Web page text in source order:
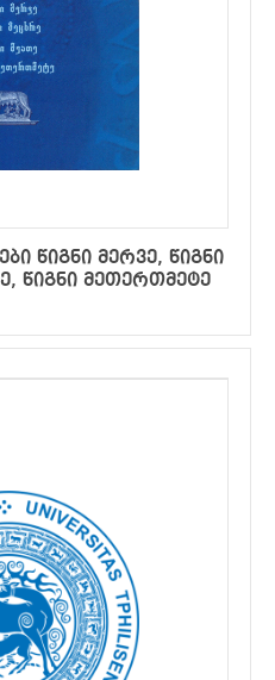
წიგნი მერვე, წიგნი
წიგნი მეთერთმეტე